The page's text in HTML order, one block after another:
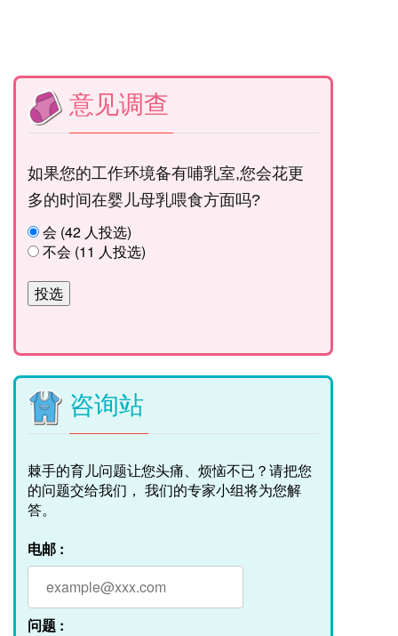
意见调查
如果您的工作环境备有哺乳室,您会花更
多的时间在婴儿母乳喂食方面吗?
会 (42 人投选)
不会 (11 人投选)
咨询站
棘手的育儿问题让您头痛、烦恼不已？请把您
的问题交给我们， 我们的专家小组将为您解
答。
电邮 :
问题 :